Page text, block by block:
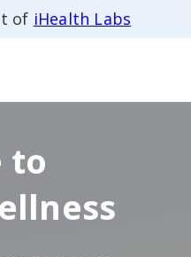
of iHealth Labs
to